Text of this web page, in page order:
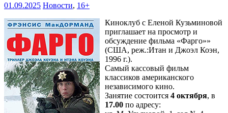
01.09.2025 Новости, 16+
Киноклуб с Еленой Кузьминовой
приглашает на просмотр и
обсуждение фильма «Фарго»»
(США, реж.:Итан и Джоэл Коэн,
1996 г.).
Самый кассовый фильм
классиков американского
независимого кино.
Занятие состоится 4 октября, в
17.00 по адресу: